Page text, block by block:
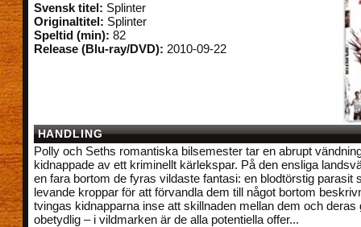
Svensk titel: Splinter
Originaltitel: Splinter
Speltid (min): 82
Release (Blu-ray/DVD): 2010-09-22
HANDLING
Polly och Seths romantiska bilsemester tar en abrupt
kidnappade av ett kriminellt kärlekspar. På den ensliga
en fara bortom de fyras vildaste fantasi: en blodtörstig parasit
levande kroppar för att förvandla dem till något bortom
tvingas kidnapparna inse att skillnaden mellan dem och deras
obetydlig – i vildmarken är de alla potentiella offer...